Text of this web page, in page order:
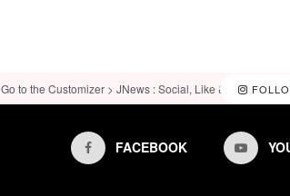
Go to the Customizer > JNews : Social, Like & View >
FACEBOOK